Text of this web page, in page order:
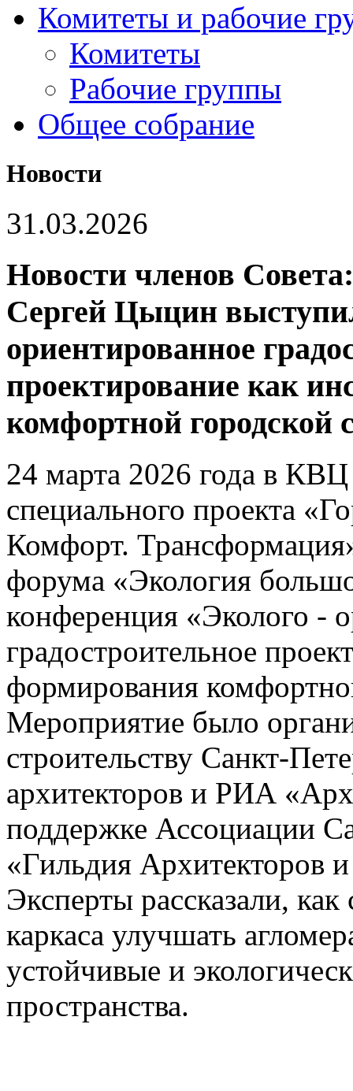
Комитеты и рабочие
Комитеты
Рабочие группы
Общее собрание
Новости
31.03.2026
Новости членов
Сергей Цыцин
ориентированное
проектирование как
комфортной городской
24 марта 2026 года в
специального проекта
Комфорт.
форума «Экология
конференция «Эколого -
градостроительное
формирования
Мероприятие было
строительству Санкт-
архитекторов и РИА
поддержке Ассоциации
«Гильдия Архитекторов
Эксперты рассказали,
каркаса улучшать
устойчивые и
пространства.